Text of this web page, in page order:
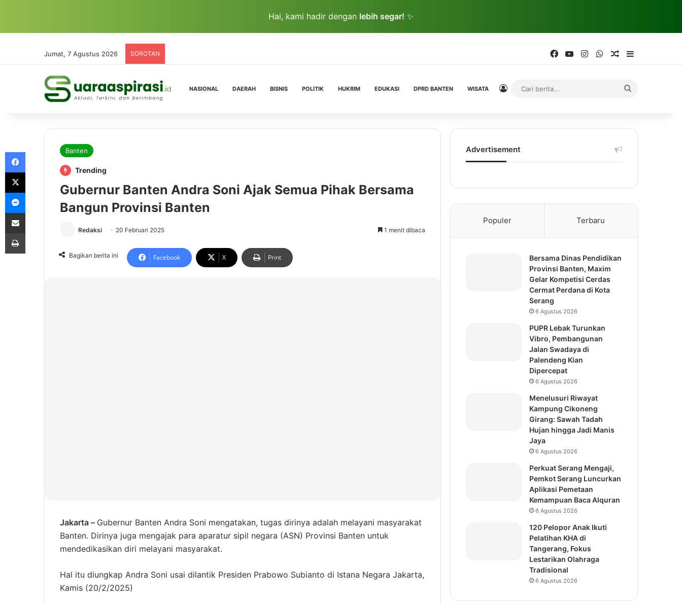
Hai, kami hadir dengan lebih segar! ✨
Jumat, 7 Agustus 2026 SOROTAN FacebookYouTubeInstagramWhatsAppRandom Article
NASIONAL DAERAH BISNIS POLITIK HUKRIM EDUKASI DPRD BANTEN WISATA Log In
Banten
Trending
Gubernur Banten Andra Soni Ajak Semua Pihak Bersama
Bangun Provinsi Banten
Redaksi 20 Februari 2025 1 menit dibaca
Bagikan berita ini Facebook X Print
Jakarta – Gubernur Banten Andra Soni mengatakan, tugas dirinya adalah melayani masyarakat
Banten. Dirinya juga mengajak para aparatur sipil negara (ASN) Provinsi Banten untuk
mendedikasikan diri melayani masyarakat.
Hal itu diungkap Andra Soni usai dilantik Presiden Prabowo Subianto di Istana Negara Jakarta,
Kamis (20/2/2025)
Advertisement
Populer Terbaru
Bersama Dinas Pendidikan
Provinsi Banten, Maxim
Gelar Kompetisi Cerdas
Cermat Perdana di Kota
Serang
6 Agustus 2026
PUPR Lebak Turunkan
Vibro, Pembangunan
Jalan Swadaya di
Palendeng Kian
Dipercepat
6 Agustus 2026
Menelusuri Riwayat
Kampung Cikoneng
Girang: Sawah Tadah
Hujan hingga Jadi Manis
Jaya
6 Agustus 2026
Perkuat Serang Mengaji,
Pemkot Serang Luncurkan
Aplikasi Pemetaan
Kemampuan Baca Alquran
6 Agustus 2026
120 Pelopor Anak Ikuti
Pelatihan KHA di
Tangerang, Fokus
Lestarikan Olahraga
Tradisional
6 Agustus 2026
Messenger